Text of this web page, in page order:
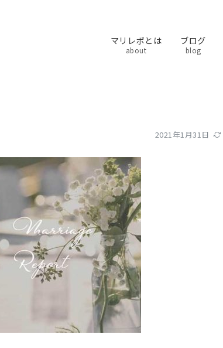
マリレポとは
about
ブログ
blog
2021年1月31日